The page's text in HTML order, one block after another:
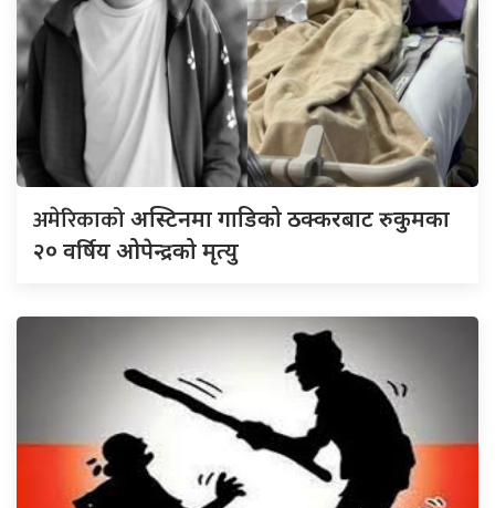
अमेरिकाकोअस्टिनमा गाडिको ठक्करबाट रुकुमका
२० वर्षिय ओपेन्द्रको मृत्यु